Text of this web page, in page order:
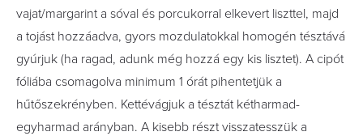
vajat/margarint a sóval és porcukorral elkevert liszttel, majd
a tojást hozzáadva, gyors mozdulatokkal homogén tésztává
gyúrjuk (ha ragad, adunk még hozzá egy kis lisztet). A cipót
fóliába csomagolva minimum 1 órát pihentetjük a
hűtőszekrényben. Kettévágjuk a tésztát kétharmad-
egyharmad arányban. A kisebb részt visszatesszük a